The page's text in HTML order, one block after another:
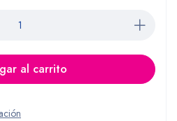
al carrito